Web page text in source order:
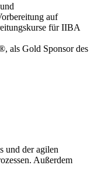
auf
für IIBA
als Gold Sponsor des
und der agilen
Außerdem